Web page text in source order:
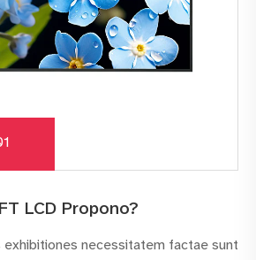
LCD Propono?
exhibitiones necessitatem factae sunt